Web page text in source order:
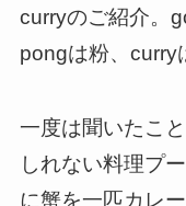
curryのご紹介。
pongは粉、curry
一度は聞いたこ
しれない料理プ
に蟹を一匹カレ